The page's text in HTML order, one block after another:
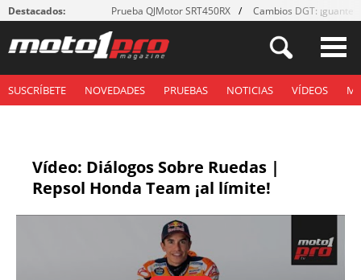
Destacados: Prueba QJMotor SRT450RX Cambios DGT: ¡guantes!
SUSCRÍBETE NOVEDADES PRUEBAS NOTICIAS VÍDEOS
Vídeo: Diálogos Sobre Ruedas |
Repsol Honda Team ¡al límite!